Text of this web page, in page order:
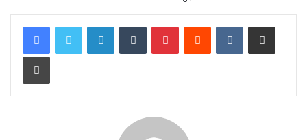
LinkedInTumblrPinterestReddit VKontakteShare via Email
Print